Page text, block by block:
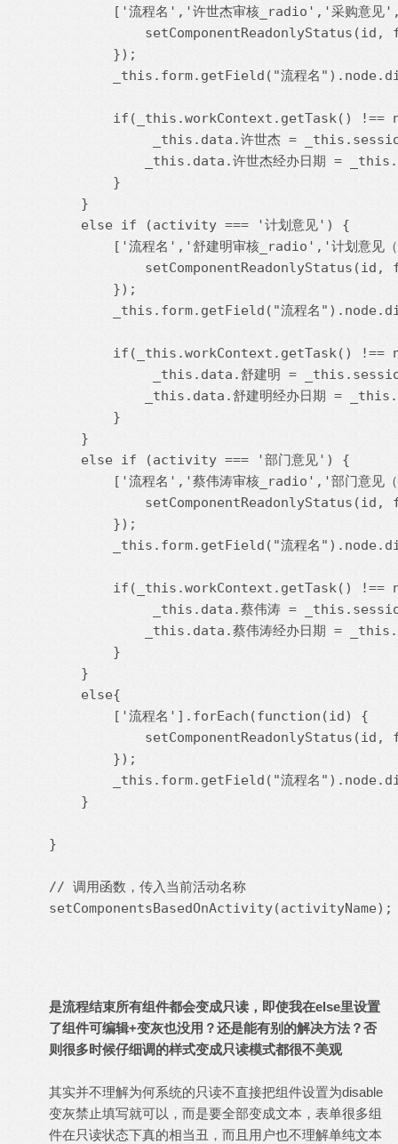
['流程名','许世杰审核_radio','采购意
setComponentReadonlyStatus(id,
        });
_this.form.getField("流程名
if(_this.workContext.getTask() !==
_this.data.许世杰 =
_this.data.许世杰经办日期 =
        }
    }
    else if (activity === '计划意见') {
['流程名','舒建明审核_radio','计划意见
setComponentReadonlyStatus(id,
        });
_this.form.getField("流程名
if(_this.workContext.getTask() !==
_this.data.舒建明 =
_this.data.舒建明经办日期 =
        }
    }
    else if (activity === '部门意见') {
['流程名','蔡伟涛审核_radio','部门意见
setComponentReadonlyStatus(id,
        });
_this.form.getField("流程名
if(_this.workContext.getTask() !==
_this.data.蔡伟涛 =
_this.data.蔡伟涛经办日期 =
        }
    }
    else{
        ['流程名'].forEach(function(id) {
setComponentReadonlyStatus(id,
        });
_this.form.getField("流程名
    }
}
// 调用函数，传入当前活动名称
setComponentsBasedOnActivity(activityName);
是流程结束所有组件都会变成只读，即使我在else里设置
了组件可编辑+变灰也没用？还是能有别的解决方法？否
则很多时候仔细调的样式变成只读模式都很不美观
其实并不理解为何系统的只读不直接把组件设置为disable
变灰禁止填写就可以，而是要全部变成文本，表单很多组
件在只读状态下真的相当丑，而且用户也不理解单纯文本